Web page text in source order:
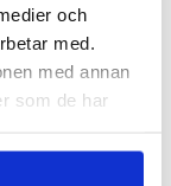
och
med.
med annan
som de har
arga ord 24-pack